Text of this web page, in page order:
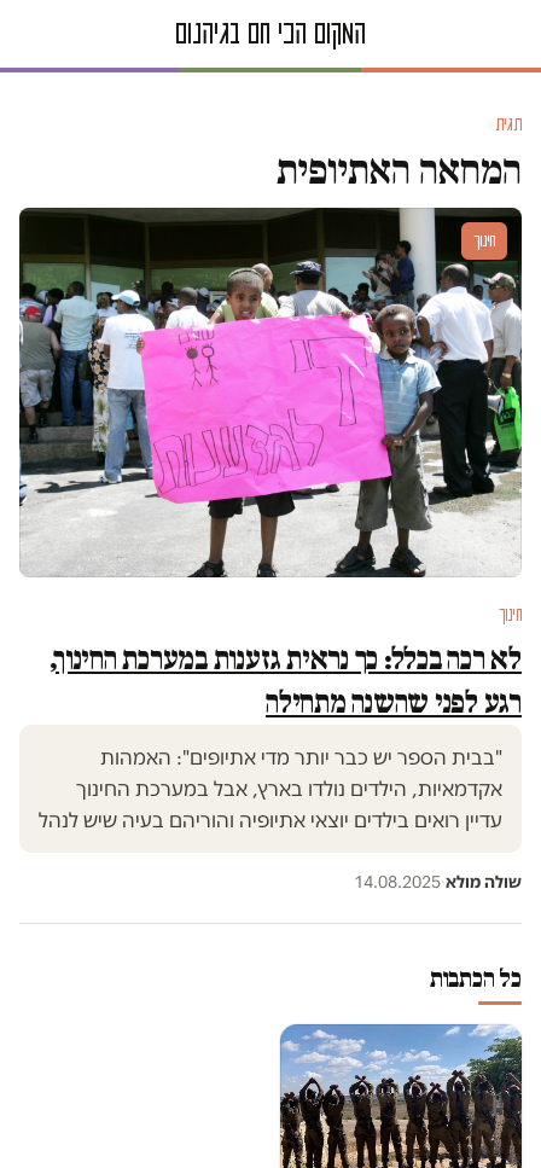
תגית
המחאה האתיופית
חינוך
חינוך
לא רכה בכלל: כך נראית גזענות במערכת החינוך,
רגע לפני שהשנה מתחילה
"בבית הספר יש כבר יותר מדי אתיופים": האמהות
אקדמאיות, הילדים נולדו בארץ, אבל במערכת החינוך
עדיין רואים בילדים יוצאי אתיופיה והוריהם בעיה שיש לנהל
שולה מולא·
14.08.2025
כל הכתבות